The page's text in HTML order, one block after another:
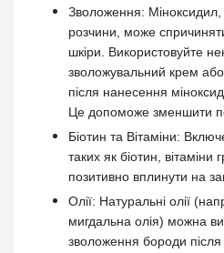
Зволоження: Міноксидил,
розчини, може
шкіри. Використовуйте
зволожувальний крем
після нанесення
Це допоможе зменшити
Біотин та Вітаміни:
таких як біотин,
позитивно вплинути на
Олії: Натуральні олії
мигдальна олія) можна
зволоження бороди